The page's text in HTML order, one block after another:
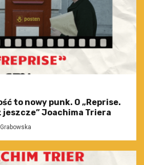
to nowy punk. O „Reprise.
jeszcze” Joachima Triera